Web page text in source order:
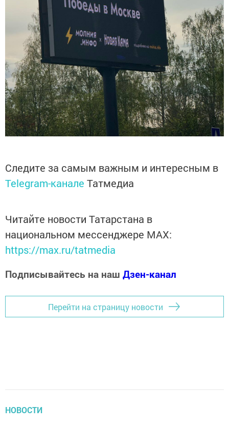
Следите за самым важным и интересным в
Telegram-канале Татмедиа
Читайте новости Татарстана в
национальном мессенджере MАХ:
https://max.ru/tatmedia
Подписывайтесь на наш Дзен-канал
Перейти на страницу новости
НОВОСТИ